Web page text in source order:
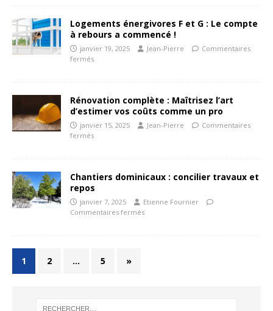
Logements énergivores F et G : Le compte
à rebours a commencé !
janvier 19, 2025 Jean-Pierre
Commentaires
fermés
Rénovation complète : Maîtrisez l’art
d’estimer vos coûts comme un pro
janvier 15, 2025 Jean-Pierre
Commentaires
fermés
Chantiers dominicaux : concilier travaux et
repos
janvier 7, 2025
Etienne Fournier
Commentaires fermés
1 2 … 5 »